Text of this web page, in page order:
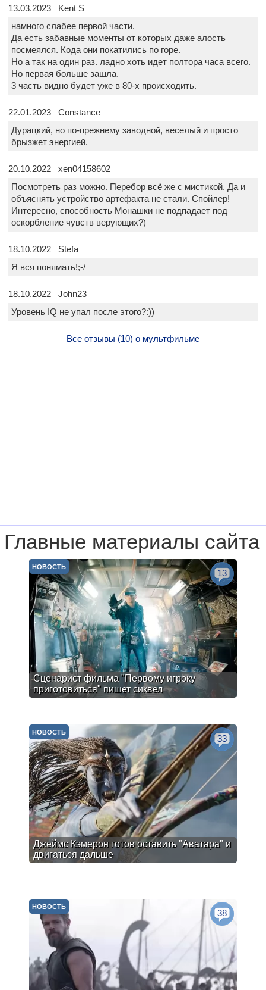
13.03.2023 Kent S
намного слабее первой части.
Да есть забавные моменты от которых даже алость
посмеялся. Кода они покатились по горе.
Но а так на один раз. ладно хоть идет полтора часа всего.
Но первая больше зашла.
3 часть видно будет уже в 80-х происходить.
22.01.2023 Constance
Дурацкий, но по-прежнему заводной, веселый и просто
брызжет энергией.
20.10.2022 xen04158602
Посмотреть раз можно. Перебор всё же с мистикой. Да и
объяснять устройство артефакта не стали. Спойлер!
Интересно, способность Монашки не подпадает под
оскорбление чувств верующих?)
18.10.2022 Stefa
Я вся понямать!;-/
18.10.2022 John23
Уровень IQ не упал после этого?:))
Все отзывы (10) о мультфильме
Главные материалы сайта
Сценарист фильма "Первому игроку
приготовиться" пишет сиквел
НОВОСТЬ
13
Джеймс Кэмерон готов оставить "Аватара" и
двигаться дальше
НОВОСТЬ
33
НОВОСТЬ
38